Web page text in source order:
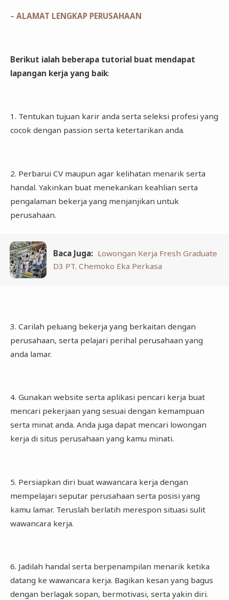
– ALAMAT LENGKAP PERUSAHAAN
Berikut ialah beberapa tutorial buat mendapat
lapangan kerja yang baik:
1. Tentukan tujuan karir anda serta seleksi profesi yang
cocok dengan passion serta ketertarikan anda.
2. Perbarui CV maupun agar kelihatan menarik serta
handal. Yakinkan buat menekankan keahlian serta
pengalaman bekerja yang menjanjikan untuk
perusahaan.
Baca Juga: Lowongan Kerja Fresh Graduate
D3 PT. Chemoko Eka Perkasa
3. Carilah peluang bekerja yang berkaitan dengan
perusahaan, serta pelajari perihal perusahaan yang
anda lamar.
4. Gunakan website serta aplikasi pencari kerja buat
mencari pekerjaan yang sesuai dengan kemampuan
serta minat anda. Anda juga dapat mencari lowongan
kerja di situs perusahaan yang kamu minati.
5. Persiapkan diri buat wawancara kerja dengan
mempelajari seputar perusahaan serta posisi yang
kamu lamar. Teruslah berlatih merespon situasi sulit
wawancara kerja.
6. Jadilah handal serta berpenampilan menarik ketika
datang ke wawancara kerja. Bagikan kesan yang bagus
dengan berlagak sopan, bermotivasi, serta yakin diri.